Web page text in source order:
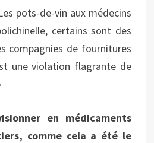
pots-de-vin aux médecins
certains sont des
compagnies de fournitures
une violation flagrante de
en médicaments
comme cela a été le